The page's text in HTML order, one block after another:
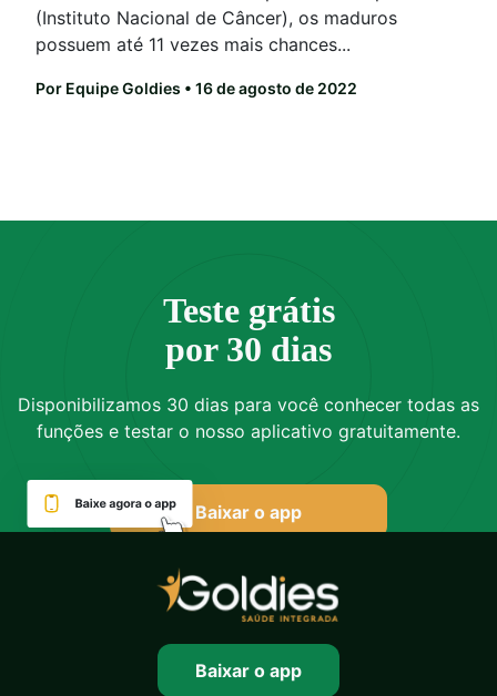
(Instituto Nacional de Câncer), os maduros
possuem até 11 vezes mais chances...
Por Equipe Goldies • 16 de agosto de 2022
Teste grátis
por 30 dias
Disponibilizamos 30 dias para você conhecer todas as
funções e testar o nosso aplicativo gratuitamente.
Baixar o app
Baixar o app